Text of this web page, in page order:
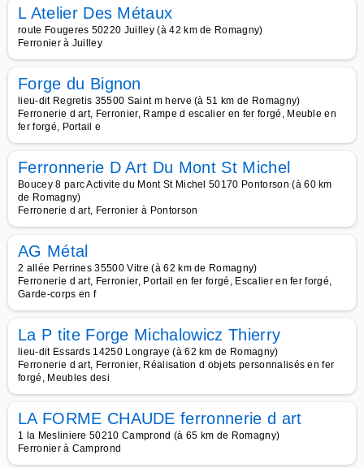
L Atelier Des Métaux
route Fougeres 50220 Juilley (à 42 km de Romagny)
Ferronier à Juilley
Forge du Bignon
lieu-dit Regretis 35500 Saint m herve (à 51 km de Romagny)
Ferronerie d art, Ferronier, Rampe d escalier en fer forgé, Meuble en
fer forgé, Portail e
Ferronnerie D Art Du Mont St Michel
Boucey 8 parc Activite du Mont St Michel 50170 Pontorson (à 60 km
de Romagny)
Ferronerie d art, Ferronier à Pontorson
AG Métal
2 allée Perrines 35500 Vitre (à 62 km de Romagny)
Ferronerie d art, Ferronier, Portail en fer forgé, Escalier en fer forgé,
Garde-corps en f
La P tite Forge Michalowicz Thierry
lieu-dit Essards 14250 Longraye (à 62 km de Romagny)
Ferronerie d art, Ferronier, Réalisation d objets personnalisés en fer
forgé, Meubles desi
LA FORME CHAUDE ferronnerie d art
1 la Mesliniere 50210 Camprond (à 65 km de Romagny)
Ferronier à Camprond